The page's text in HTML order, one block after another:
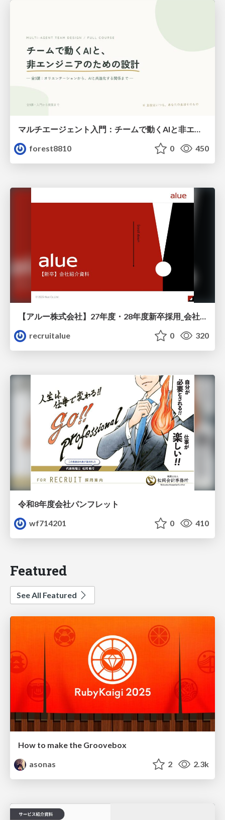
マルチエージェント入門：チームで動くAIと非エンジニアのための設計（Claude Code）
forest8810
0 450
【アルー株式会社】27年度・28年度新卒採用_会社説明資料
recruitalue
0 320
令和8年度会社パンフレット
wf714201
0 410
Featured
See All Featured
How to make the Groovebox
asonas
2 2.3k